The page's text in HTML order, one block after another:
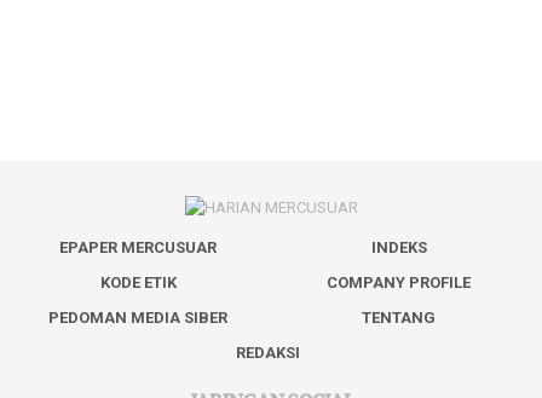
EPAPER MERCUSUAR
INDEKS
KODE ETIK
COMPANY PROFILE
PEDOMAN MEDIA SIBER
TENTANG
REDAKSI